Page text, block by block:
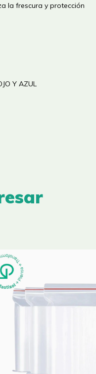
la frescura y protección
Y AZUL